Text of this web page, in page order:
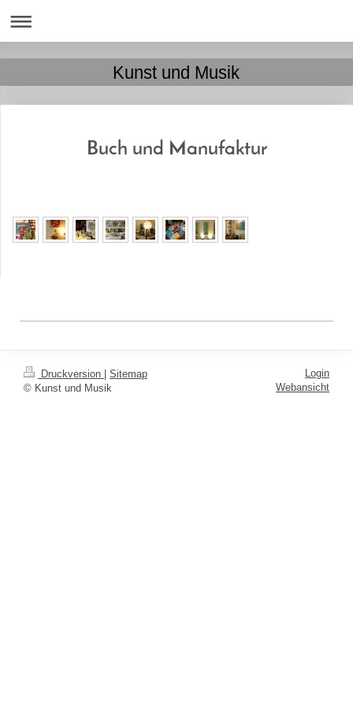
Kunst und Musik
Buch und Manufaktur
Druckversion
Sitemap
© Kunst und Musik
Login
Webansicht